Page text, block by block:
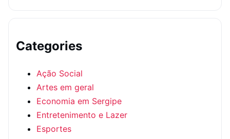
Categories
Ação Social
Artes em geral
Economia em Sergipe
Entretenimento e Lazer
Esportes